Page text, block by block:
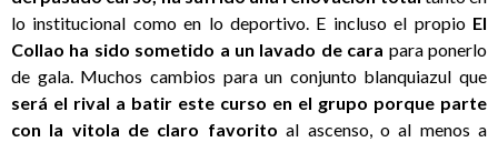
lo institucional como en lo deportivo. E incluso el propio El
Collao ha sido sometido a un lavado de cara para ponerlo
de gala. Muchos cambios para un conjunto blanquiazul que
será el rival a batir este curso en el grupo porque parte
con la vitola de claro favorito al ascenso, o al menos a